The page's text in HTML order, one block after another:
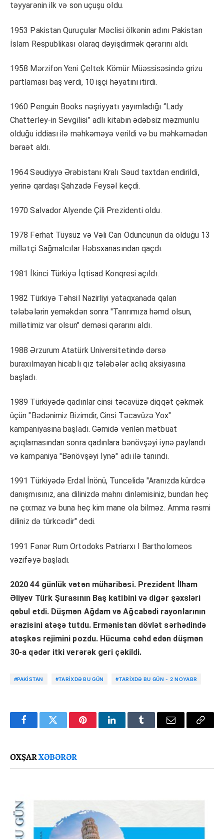
təyyarənin ilk və son uçuşu oldu.
1953 Pakistan Quruçular Məclisi ölkənin adını Pakistan
İslam Respublikası olaraq dəyişdirmək qərarını aldı.
1958 Mərzifon Yeni Çeltek Kömür Müəssisəsində grizu
partlaması baş verdi, 10 işçi həyatını itirdi.
1960 Penguin Books nəşriyyatı yayımladığı “Lady
Chatterley-in Sevgilisi” adlı kitabın ədəbsiz məzmunlu
olduğu iddiası ilə məhkəməyə verildi və bu məhkəmədən
bəraət aldı.
1964 Səudiyyə Ərəbistanı Kralı Səud taxtdan endirildi,
yerinə qardaşı Şahzadə Feysəl keçdi.
1970 Salvador Alyende Çili Prezidenti oldu.
1978 Ferhat Tüysüz və Vəli Can Oduncunun da olduğu 13
millətçi Sağmalcılar Həbsxanasından qaçdı.
1981 İkinci Türkiyə İqtisad Konqresi açıldı.
1982 Türkiyə Təhsil Nazirliyi yataqxanada qalan
tələbələrin yeməkdən sonra "Tanrımıza həmd olsun,
millətimiz var olsun" deməsi qərarını aldı.
1988 Ərzurum Atatürk Universitetində dərsə
buraxılmayan hicablı qız tələbələr aclıq aksiyasına
başladı.
1989 Türkiyədə qadınlar cinsi təcavüzə diqqət çəkmək
üçün "Bədənimiz Bizimdir, Cinsi Təcavüzə Yox"
kampaniyasına başladı. Gəmidə verilən mətbuat
açıqlamasından sonra qadınlara bənövşəyi iynə paylandı
və kampaniya "Bənövşəyi İynə" adı ilə tanındı.
1991 Türkiyədə Erdal İnönü, Tuncelidə "Aranızda kürdcə
danışmısınız, ana dilinizdə mahnı dinləmisiniz, bundan heç
nə çıxmaz və buna heç kim mane ola bilməz. Amma rəsmi
diliniz də türkcədir" dedi.
1991 Fənər Rum Ortodoks Patriarxı I Bartholomeos
vəzifəyə başladı.
2020 44 günlük vətən müharibəsi. Prezident İlham
Əliyev Türk Şurasının Baş katibini və digər şəxsləri
qəbul etdi. Düşmən Ağdam və Ağcabədi rayonlarının
ərazisini atəşə tutdu. Ermənistan dövlət sərhədində
atəşkəs rejimini pozdu. Hücuma cəhd edən düşmən
30-a qədər itki verərək geri çəkildi.
#PAKISTAN #TARIXDƏ BU GÜN #TARIXDƏ BU GÜN - 2 NOYABR
FacebookTwitter PinterestLinkedInTumblr Email
Copy
OXŞARXƏBƏRƏR